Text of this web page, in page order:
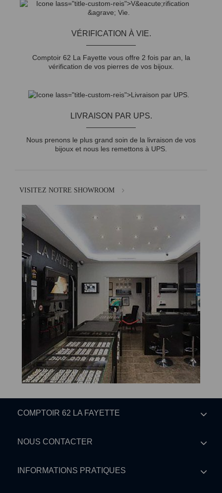
VÉRIFICATION À VIE.
Comptoir 62 La Fayette vous offre 2 fois par an, la
vérification de vos pierres de vos bijoux.
LIVRAISON PAR UPS.
Nous prenons le plus grand soin de la livraison de vos
bijoux et nous les remettons à UPS.
VISITEZ NOTRE SHOWROOM
COMPTOIR 62 LA FAYETTE
NOUS CONTACTER
INFORMATIONS PRATIQUES